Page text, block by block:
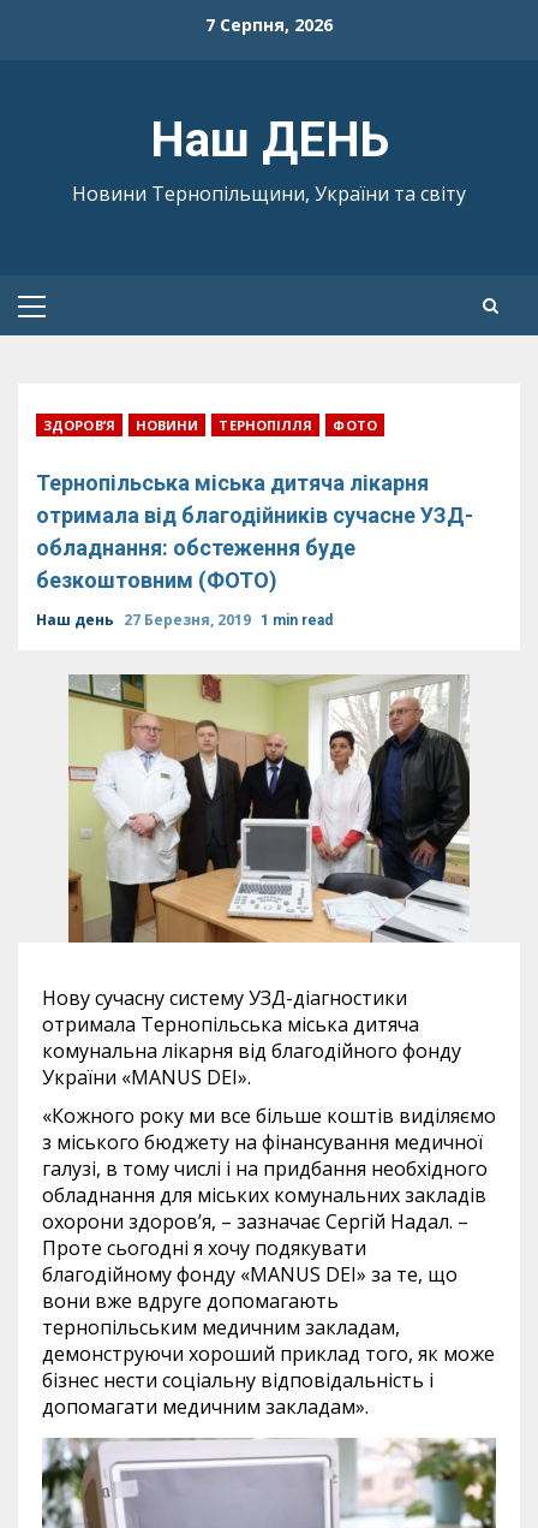
7 Серпня, 2026
Наш ДЕНЬ
Новини Тернопільщини, України та світу
Primary
ЗДОРОВ’Я НОВИНИ ТЕРНОПІЛЛЯ ФОТО
Тернопільська міська дитяча лікарня
отримала від благодійників сучасне УЗД-
обладнання: обстеження буде
безкоштовним (ФОТО)
Наш день 27 Березня, 2019 1 min read
Нову сучасну систему УЗД-діагностики
отримала Тернопільська міська дитяча
комунальна лікарня від благодійного фонду
України «MANUS DEI».
«Кожного року ми все більше коштів виділяємо
з міського бюджету на фінансування медичної
галузі, в тому числі і на придбання необхідного
обладнання для міських комунальних закладів
охорони здоров’я, – зазначає Сергій Надал. –
Проте сьогодні я хочу подякувати
благодійному фонду «MANUS DEI» за те, що
вони вже вдруге допомагають
тернопільським медичним закладам,
демонструючи хороший приклад того, як може
бізнес нести соціальну відповідальність і
допомагати медичним закладам».